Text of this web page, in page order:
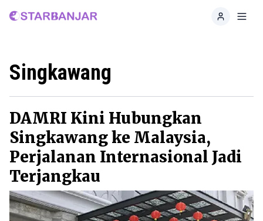
Home
Singkawang
DAMRI Kini Hubungkan
Singkawang ke Malaysia,
Perjalanan Internasional Jadi
Terjangkau